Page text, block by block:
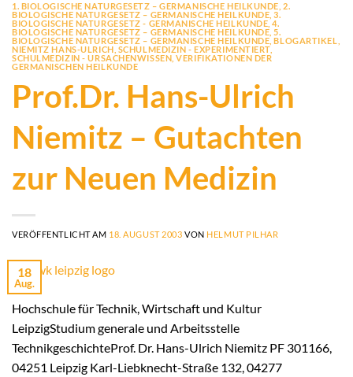
1. BIOLOGISCHE NATURGESETZ – GERMANISCHE HEILKUNDE ,2.
BIOLOGISCHE NATURGESETZ – GERMANISCHE HEILKUNDE ,3.
BIOLOGISCHE NATURGESETZ - GERMANISCHE HEILKUNDE,4.
BIOLOGISCHE NATURGESETZ – GERMANISCHE HEILKUNDE ,5.
BIOLOGISCHE NATURGESETZ – GERMANISCHE HEILKUNDE,BLOGARTIKEL
NIEMITZ HANS-ULRICH SCHULMEDIZIN - EXPERIMENTIERT,
SCHULMEDIZIN - URSACHENWISSEN ,VERIFIKATIONEN DER
GERMANISCHEN HEILKUNDE
Prof.Dr. Hans-Ulrich
Niemitz – Gutachten
zur Neuen Medizin
VERÖFFENTLICHT AM 18. AUGUST 2003 VON HELMUT PILHAR
18
Aug.
Hochschule für Technik, Wirtschaft und Kultur
LeipzigStudium generale und Arbeitsstelle
TechnikgeschichteProf. Dr. Hans-Ulrich Niemitz PF 301166,
04251 Leipzig Karl-Liebknecht-Straße 132, 04277